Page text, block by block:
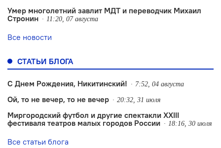
Умер многолетний завлит МДТ и переводчик Михаил
Стронин
11:20, 07 августа
Все новости
СТАТЬИ БЛОГА
С Днем Рождения, Никитинский! 7:52, 04 августа
Ой, то не вечер, то не вечер 20:32, 31 июля
Миргородский футбол и другие спектакли XXIII
фестиваля театров малых городов России
18:16, 30 июля
Все статьи блога